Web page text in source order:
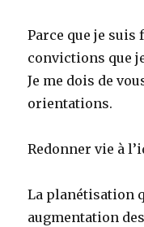
Parce que je
convictions que
Je me dois de
orientations.
Redonner vie à
La planétisation
augmentation